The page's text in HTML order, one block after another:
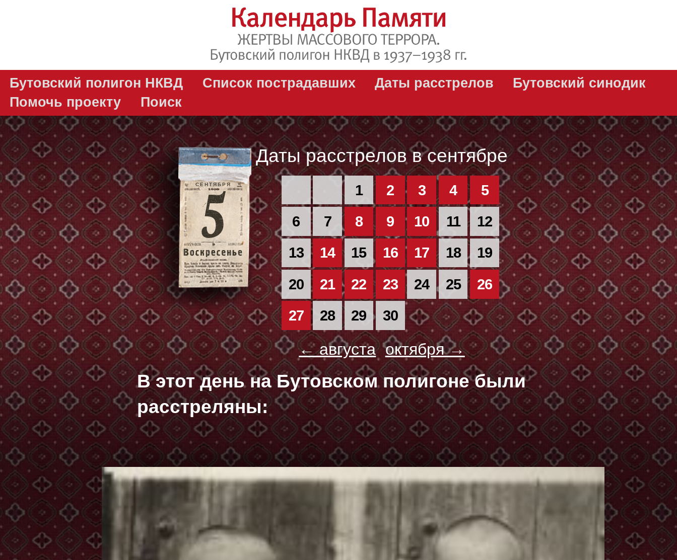
Бутовский полигон НКВД Список пострадавших Даты расстрелов
Бутовский синодик
Помочь проекту
Поиск
СЕНТЯБРЯ
Даты расстрелов в сентябре
1 2 3 4
5
6
7 8 9 10 11
12
13
14 15 16 17 18
19
20
21 22 23 24 25
26
27
28 29 30
← августа октября →
В этот день на Бутовском полигоне были
расстреляны: